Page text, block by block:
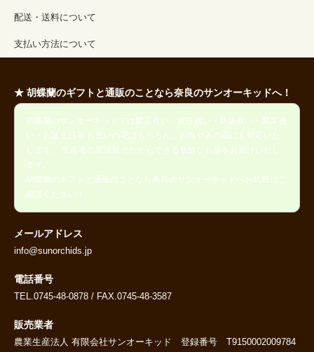
配送・送料について
支払い方法について
★ 胡蝶蘭のギフトと通販のことなら奈良のサンオーキッドへ！
胡蝶蘭のサンオーキッドでは開店祝い・就任祝い・新築祝い・開業祝
い・お誕生日等 お祝いの花はもちろん、お悔やみの花にも対応いた
します。 生産者の直接販売だからできる新鮮なお品をお届けいたし
ます。
胡蝶蘭のギフトと通販のことなら奈良のサンオーキッドへお気軽にご
相談ください！
メールアドレス
info@sunorchids.jp
電話番号
TEL.0745-48-0878 / FAX.0745-48-3587
販売業者
農業生産法人 有限会社サンオーキッド 登録番号 T9150002009784